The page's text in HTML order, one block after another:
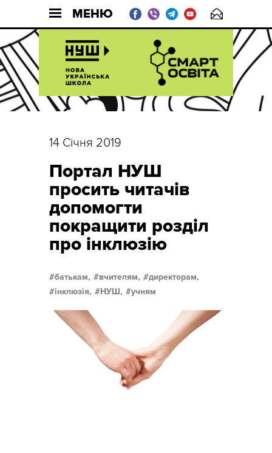
МЕНЮ
14 Січня 2019
Портал НУШ
просить читачів
допомогти
покращити розділ
про інклюзію
батькам, вчителям,
директорам,
інклюзія,
НУШ, учням